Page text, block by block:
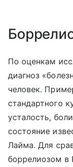
По оценкам
диагноз
человек.
стандартного
усталость,
состояние
Лайма. Для
боррелиозом в